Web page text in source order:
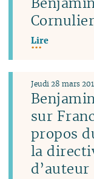
Cornulier
Lire
sur
propos
la
d’auteur
Jeudi 28 mars